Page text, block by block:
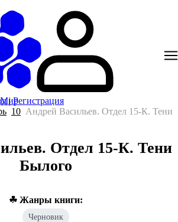
Мир
|Регистрация
10 Андрей Васильев. Отдел 15-К. Тени
Отдел 15-К. Тени
Былого
☘ Жанры книги:
Черновик